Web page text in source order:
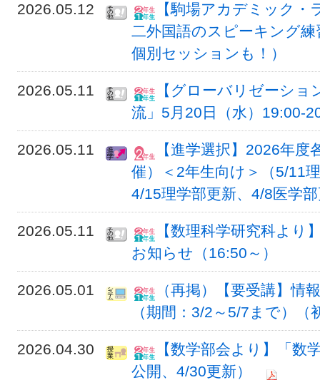
2026.05.12
【駒場アカデミック
二外国語のスピーキング
個別セッションも！）
2026.05.11
【グローバリゼーシ
流」5月20日（水）19:00-
2026.05.11
【進学選択】2026年
催）＜2年生向け＞（5/11
4/15理学部更新、4/8医学
2026.05.11
【数理科学研究科より
お知らせ（16:50～）
2026.05.01
（再掲）【要受講】
（期間：3/2～5/7まで）
2026.04.30
【数学部会より】「数
公開、4/30更新）